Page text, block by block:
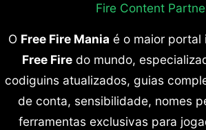
Fire Content
O Free Fire Mania é o maior
Free Firedo mundo,
codiguins atualizados, guias
de conta, sensibilidade, nomes
ferramentas exclusivas para